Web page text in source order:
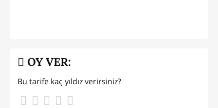
OY VER:
Bu tarife kaç yıldız verirsiniz?